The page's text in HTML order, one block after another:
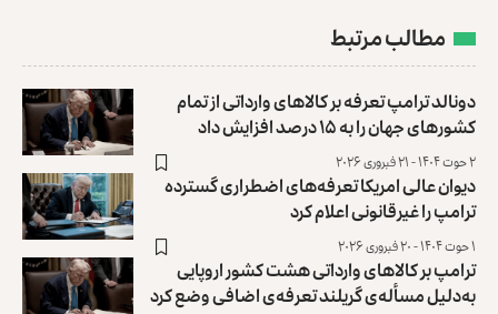
مطالب مرتبط
دونالد ترامپ تعرفه بر کالاهای وارداتی از تمام
کشورهای جهان را به ۱۵ درصد افزایش داد
۲ حوت ۱۴۰۴ - ۲۱ فبروری ۲۰۲۶
دیوان عالی امریکا تعرفه‌های اضطراری گسترده
ترامپ را غیرقانونی اعلام کرد
۱ حوت ۱۴۰۴ - ۲۰ فبروری ۲۰۲۶
ترامپ بر کالاهای وارداتی هشت کشور اروپایی
به‌دلیل مسأله‌‌ی گریلند تعرفه‌ی اضافی وضع کرد